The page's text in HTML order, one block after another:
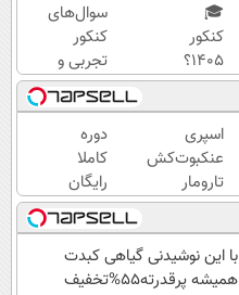
🎓
کنکور
۱۴۰5؟
ماز
تابستون
و تو یک
هفتع
جمع
میکنه
🏆
سوال‌های
کنکور
تجربی و
ریاضی در
پکیج ماز
اسپری
عنکبوت‌‌کش
تارومار
ازبین‌برنده
انواع
عنکبوت
دوره
کاملا
رایگان
گروه
آموزشی
ماز
(برای
با این نوشیدنی گیاهی کبدت
همیشه پرقدرته55%تخفیف